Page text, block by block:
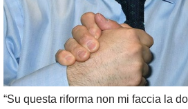
“Su questa riforma non mi faccia la